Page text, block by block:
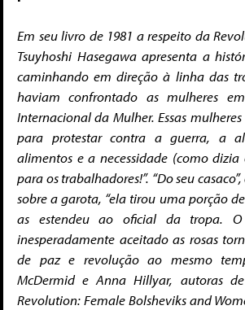
Em seu livro de 1981 a respeito da
Tsuyhoshi Hasegawa apresenta a
caminhando em direção à linha das
haviam confrontado as mulheres
Internacional da Mulher. Essas
para protestar contra a guerra, a
alimentos e a necessidade (como dizia
para os trabalhadores!”. “Do seu
sobre a garota, “ela tirou uma porção
as estendeu ao oficial da tropa.
inesperadamente aceitado as rosas
de paz e revolução ao mesmo
McDermid e Anna Hillyar, autoras
Revolution: Female Bolsheviks and